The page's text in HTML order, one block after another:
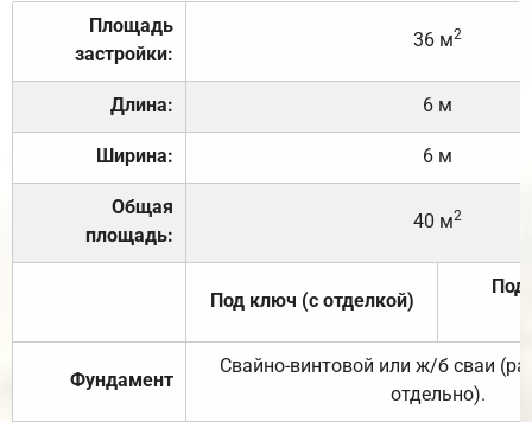
Площадь
застройки:
36 м2
Длина: 6 м
Ширина: 6 м
Общая
площадь:
40 м2
Под ключ (с отделкой)
Под
Фундамент
Свайно-винтовой или ж/б сваи
отдельно).